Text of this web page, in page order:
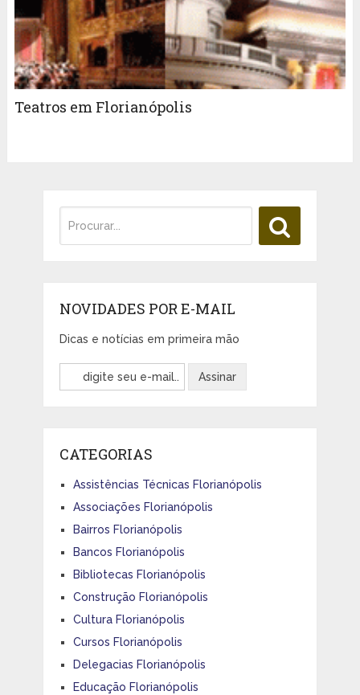
Teatros em Florianópolis
NOVIDADES POR E-MAIL
Dicas e notícias em primeira mão
CATEGORIAS
Assistências Técnicas Florianópolis
Associações Florianópolis
Bairros Florianópolis
Bancos Florianópolis
Bibliotecas Florianópolis
Construção Florianópolis
Cultura Florianópolis
Cursos Florianópolis
Delegacias Florianópolis
Educação Florianópolis